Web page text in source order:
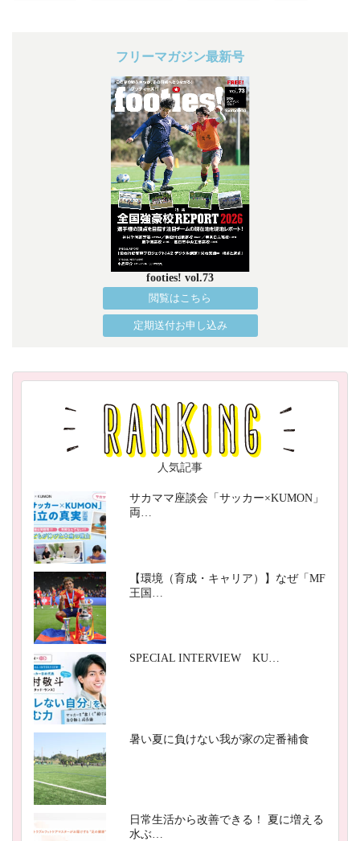
フリーマガジン最新号
footies! vol.73
閲覧はこちら
定期送付お申し込み
人気記事
サカママ座談会「サッカー×KUMON」
両…
【環境（育成・キャリア）】なぜ「MF
王国…
SPECIAL INTERVIEW KU…
暑い夏に負けない我が家の定番補食
日常生活から改善できる！ 夏に増える
水ぶ…